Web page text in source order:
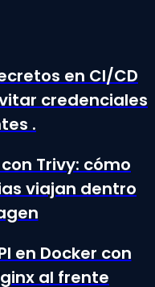
en CI/CD
credenciales
.
Trivy: cómo
viajan dentro
en Docker con
al frente